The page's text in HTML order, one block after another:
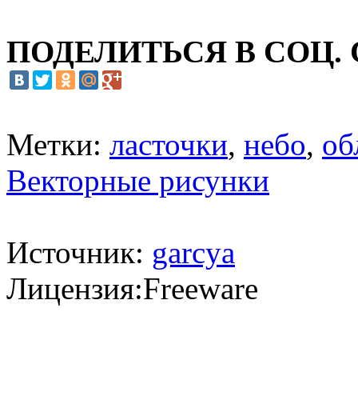
ПОДЕЛИТЬСЯ В СОЦ.
Метки: ласточки, небо,
Векторные рисунки
Источник: garcya
Лицензия:Freeware